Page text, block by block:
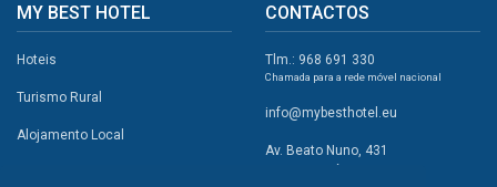
MY BEST HOTEL
Hoteis
Turismo Rural
Alojamento Local
CONTACTOS
Tlm.: 968 691 330
Chamada para a rede móvel nacional
info@mybesthotel.eu
Av. Beato Nuno, 431
2495-401 Fátima